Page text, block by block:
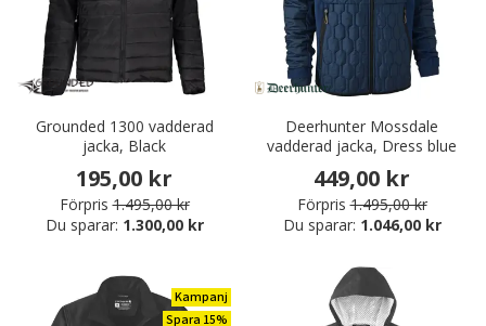
Grounded 1300 vadderad
jacka, Black
195,00 kr
Förpris 1.495,00 kr
Du sparar: 1.300,00 kr
Deerhunter Mossdale
vadderad jacka, Dress blue
449,00 kr
Förpris 1.495,00 kr
Du sparar: 1.046,00 kr
Kampanj
Spara 15%